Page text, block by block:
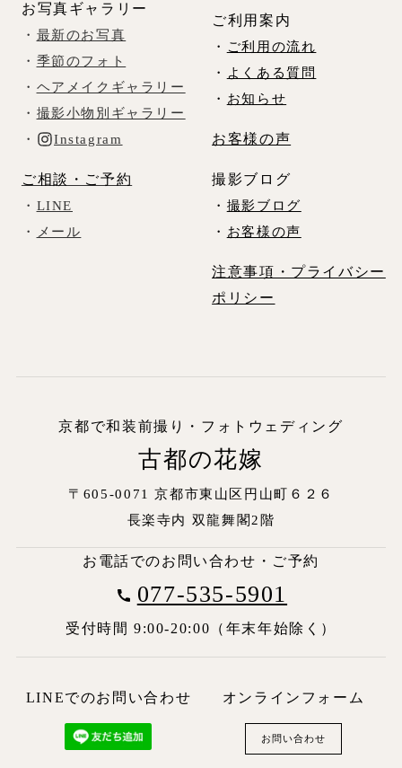
お写真ギャラリー
・ 最新のお写真
・ 季節のフォト
・ ヘアメイクギャラリー
・ 撮影小物別ギャラリー
・
Instagram
ご相談・ご予約
・ LINE
・
メール
ご利用案内
・
ご利用の流れ
・
よくある質問
・ お知らせ
お客様の声
撮影ブログ
・ 撮影ブログ
・ お客様の声
注意事項・プライバシー
ポリシー
京都で和装前撮り・フォトウェディング
古都の花嫁
〒605-0071 京都市東山区円山町６２６
長楽寺内 双龍舞閣2階
お電話でのお問い合わせ・ご予約
077-535-5901
受付時間 9:00-20:00（年末年始除く）
LINEでのお問い合わせ オンラインフォーム
お問い合わせ